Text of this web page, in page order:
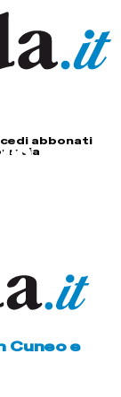
abbonati
Cuneo e